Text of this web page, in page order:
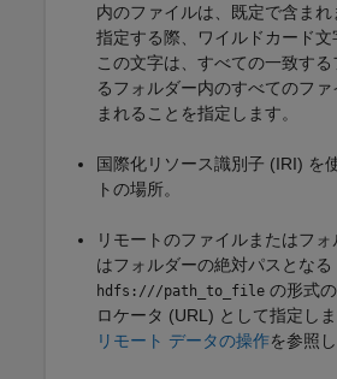
内のファイルは、既定で含ま
指定する際、ワイルドカード文
この文字は、すべての一致す
るフォルダー内のすべてのフ
まれることを指定します。
国際化リソース識別子 (IRI) を
トの場所。
リモートのファイルまたはフ
はフォルダーの絶対パスとなる
hdfs:///path_to_file の形式
ロケータ (URL) として指定し
リモート データの操作を参照